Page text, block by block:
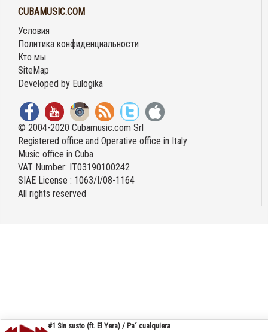
CUBAMUSIC.COM
Условия
Политика конфиденциальности
Кто мы
SiteMap
Developed by Eulogika
© 2004-2020 Cubamusic.com Srl
Registered office and Operative office in Italy
Music office in Cuba
VAT Number: IT03190100242
SIAE License : 1063/I/08-1164
All rights reserved
#1 Sin susto (ft. El Yera) / Pa´ cualquiera